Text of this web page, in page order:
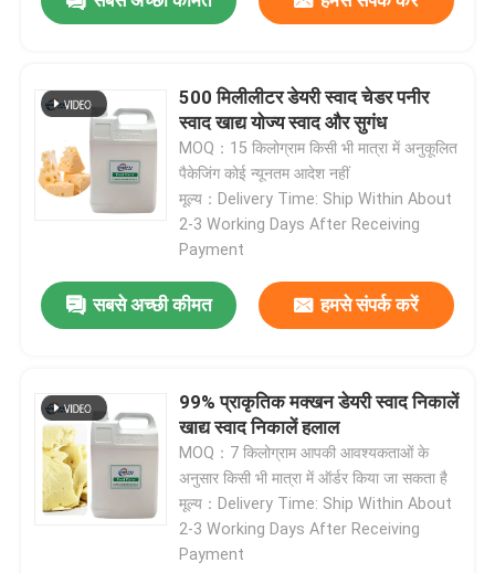
500 मिलीलीटर डेयरी स्वाद चेडर पनीर
स्वाद खाद्य योज्य स्वाद और सुगंध
MOQ：15 किलोग्राम किसी भी मात्रा में अनुकूलित
पैकेजिंग कोई न्यूनतम आदेश नहीं
मूल्य：Delivery Time: Ship Within About
2-3 Working Days After Receiving
Payment
सबसे अच्छी कीमत हमसे संपर्क करें
99% प्राकृतिक मक्खन डेयरी स्वाद निकालें
खाद्य स्वाद निकालें हलाल
MOQ：7 किलोग्राम आपकी आवश्यकताओं के
अनुसार किसी भी मात्रा में ऑर्डर किया जा सकता है
मूल्य：Delivery Time: Ship Within About
2-3 Working Days After Receiving
Payment